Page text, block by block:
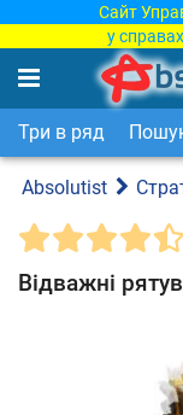
Сайт
у
Три в ряд
Absolutist
Відважні